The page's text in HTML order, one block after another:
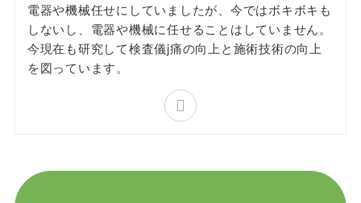
電器や機械任せにしていましたが、今ではボキボキも
しないし、電器や機械に任せることはしていません。
今現在も研究して検査儀j痛の向上と施術技術の向上
を図っています。